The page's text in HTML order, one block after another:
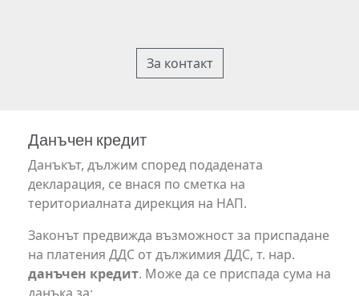
За контакт
Данъчен кредит
Данъкът, дължим според подадената
декларация, се внася по сметка на
териториалната дирекция на НАП.
Законът предвижда възможност за приспадане
на платения ДДС от дължимия ДДС, т. нар.
данъчен кредит. Може да се приспада сума на